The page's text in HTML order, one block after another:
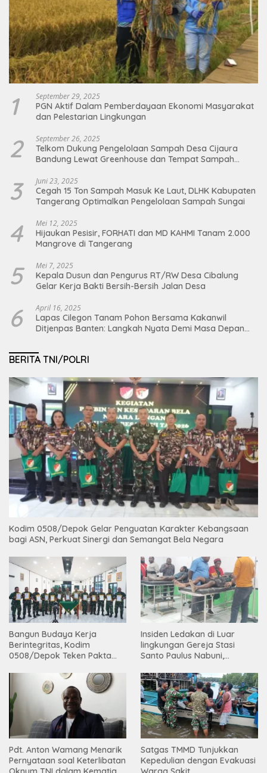
1 September 29, 2025
PGN Aktif Dalam Pemberdayaan Ekonomi Masyarakat
dan Pelestarian Lingkungan
2 September 26, 2025
Telkom Dukung Pengelolaan Sampah Desa Cijaura
Bandung Lewat Greenhouse dan Tempat Sampah
3 Juni 23, 2025
Cegah 15 Ton Sampah Masuk Ke Laut, DLHK Kabupaten
Tangerang Optimalkan Pengelolaan Sampah Sungai
4 Mei 12, 2025
Hijaukan Pesisir, FORHATI dan MD KAHMI Tanam 2.000
Mangrove di Tangerang
5 Mei 7, 2025
Kepala Dusun dan Pengurus RT/RW Desa Cibalung
Gelar Kerja Bakti Bersih-Bersih Jalan Desa
6 April 16, 2025
Lapas Cilegon Tanam Pohon Bersama Kakanwil
Ditjenpas Banten: Langkah Nyata Demi Masa Depan
BERITA TNI/POLRI
Kodim 0508/Depok Gelar Penguatan Karakter Kebangsaan
bagi ASN, Perkuat Sinergi dan Semangat Bela Negara
Bangun Budaya Kerja
Berintegritas, Kodim
0508/Depok Teken Pakta
Insiden Ledakan di Luar
lingkungan Gereja Stasi
Santo Paulus Nabuni,
Pdt. Anton Wamang Menarik
Pernyataan soal Keterlibatan
Satgas TMMD Tunjukkan
Kepedulian dengan Evakuasi